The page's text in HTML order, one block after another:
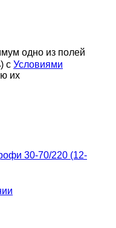
одно из полей
с Условиями
их
30-70/220 (12-